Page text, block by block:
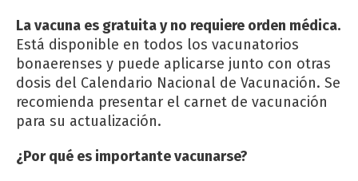
La vacuna es gratuita y no requiere orden médica.
Está disponible en todos los vacunatorios
bonaerenses y puede aplicarse junto con otras
dosis del Calendario Nacional de Vacunación. Se
recomienda presentar el carnet de vacunación
para su actualización.
¿Por qué es importante vacunarse?